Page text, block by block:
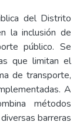
del Distrito
la inclusión de
público. Se
que limitan el
de transporte,
A
métodos
barreras